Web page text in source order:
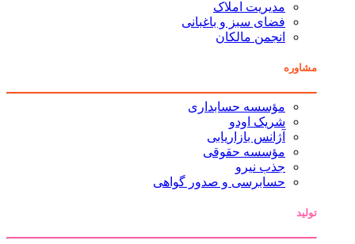
مدیریت املاک
فضای سبز و باغبانی
انجمن مالکان
مشاوره
مؤسسه حسابداری
شریک اودو
آژانس بازاریابی
مؤسسه حقوقی
جذب نیرو
حسابرسی و صدور گواهی
تولید